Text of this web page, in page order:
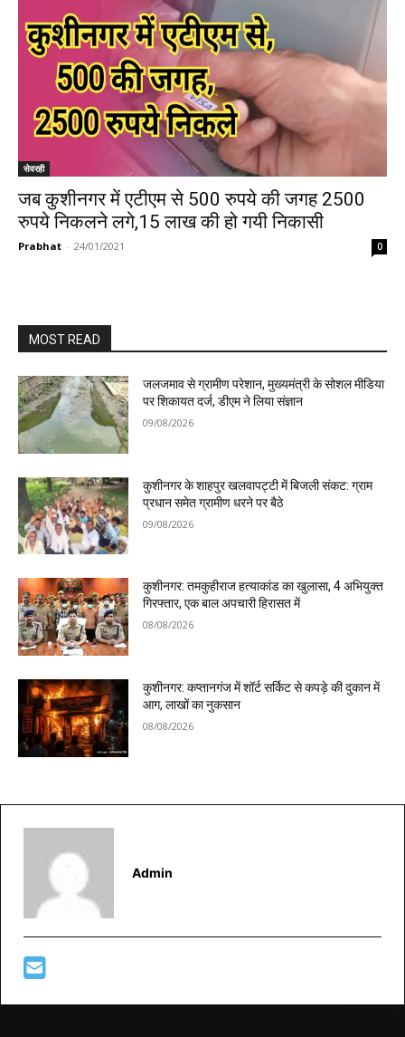
सेवरही
जब कुशीनगर में एटीएम से 500 रुपये की जगह 2500
रुपये निकलने लगे,15 लाख की हो गयी निकासी
Prabhat - 24/01/2021 0
MOST READ
जलजमाव से ग्रामीण परेशान, मुख्यमंत्री के सोशल मीडिया
पर शिकायत दर्ज, डीएम ने लिया संज्ञान
09/08/2026
कुशीनगर के शाहपुर खलवापट्टी में बिजली संकट: ग्राम
प्रधान समेत ग्रामीण धरने पर बैठे
09/08/2026
कुशीनगर: तमकुहीराज हत्याकांड का खुलासा, 4 अभियुक्त
गिरफ्तार, एक बाल अपचारी हिरासत में
08/08/2026
कुशीनगर: कप्तानगंज में शॉर्ट सर्किट से कपड़े की दुकान में
आग, लाखों का नुकसान
08/08/2026
Admin